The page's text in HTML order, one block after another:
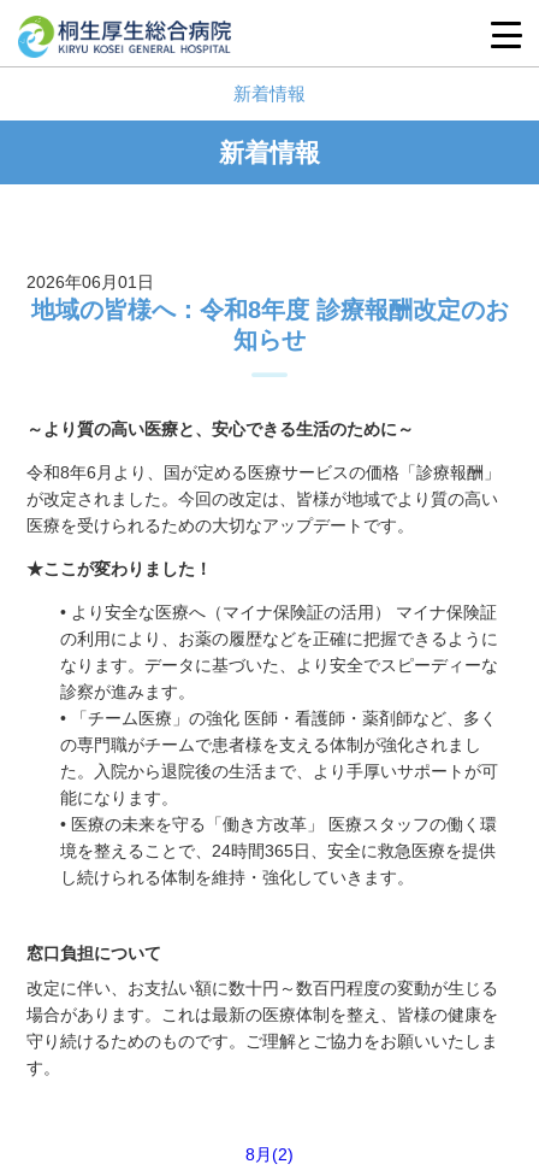
新着情報
新着情報
2026年06月01日
地域の皆様へ：令和8年度 診療報酬改定のお
知らせ
～より質の高い医療と、安心できる生活のために～
令和8年6月より、国が定める医療サービスの価格「診療報酬」
が改定されました。今回の改定は、皆様が地域でより質の高い
医療を受けられるための大切なアップデートです。
★ここが変わりました！
• より安全な医療へ（マイナ保険証の活用） マイナ保険証
の利用により、お薬の履歴などを正確に把握できるように
なります。データに基づいた、より安全でスピーディーな
診察が進みます。
• 「チーム医療」の強化 医師・看護師・薬剤師など、多く
の専門職がチームで患者様を支える体制が強化されまし
た。入院から退院後の生活まで、より手厚いサポートが可
能になります。
• 医療の未来を守る「働き方改革」 医療スタッフの働く環
境を整えることで、24時間365日、安全に救急医療を提供
し続けられる体制を維持・強化していきます。
窓口負担について
改定に伴い、お支払い額に数十円～数百円程度の変動が生じる
場合があります。これは最新の医療体制を整え、皆様の健康を
守り続けるためのものです。ご理解とご協力をお願いいたしま
す。
8月(2)